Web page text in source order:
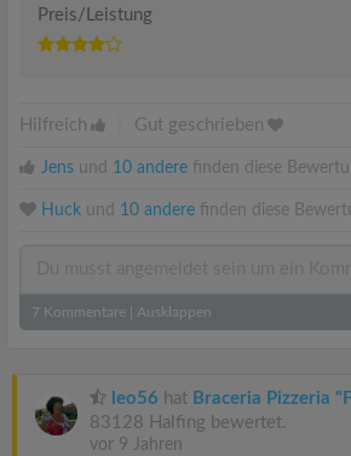
Preis/Leistung
Hilfreich Gut geschrieben
Jens und 10 andere finden diese
Huck und 10 andere finden diese
7 Kommentare Ausklappen
leo56 hat Braceria Pizzeria
83128 Halfing bewertet.
vor 9 Jahren